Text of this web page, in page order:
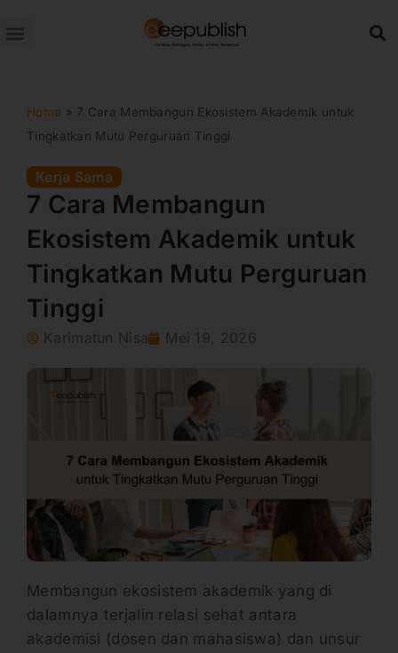
ke
Home » 7 Cara Membangun Ekosistem Akademik untuk
Tingkatkan Mutu Perguruan Tinggi
Kerja Sama
7 Cara Membangun
Ekosistem Akademik untuk
Tingkatkan Mutu Perguruan
Tinggi
Karimatun Nisa Mei 19, 2026
Membangun ekosistem akademik yang di
dalamnya terjalin relasi sehat antara
akademisi (dosen dan mahasiswa) dan unsur